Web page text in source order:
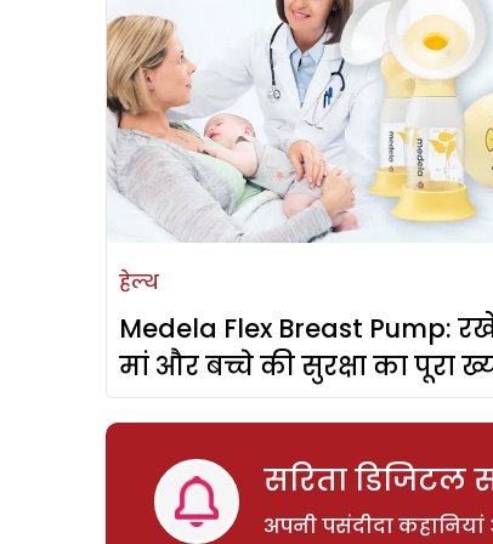
हेल्थ
Medela Flex Breast Pump:
मां और बच्चे की सुरक्षा का पूरा
सरिता डिजिटल
अपनी पसंदीदा